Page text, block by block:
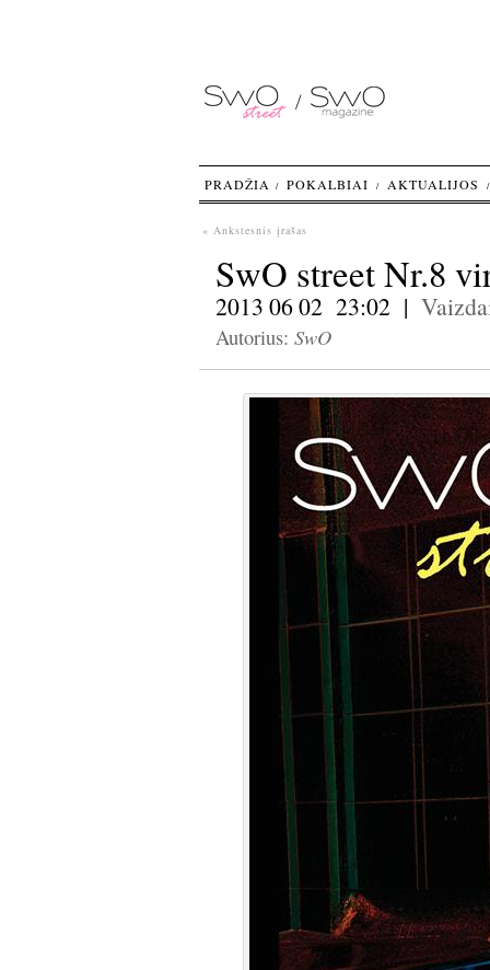
« Ankstesnis įrašas
SwO street Nr.8
2013 06 02 23:02 |
Autorius: SwO
PRADŽIA POKALBIAI AKTUALIJOS